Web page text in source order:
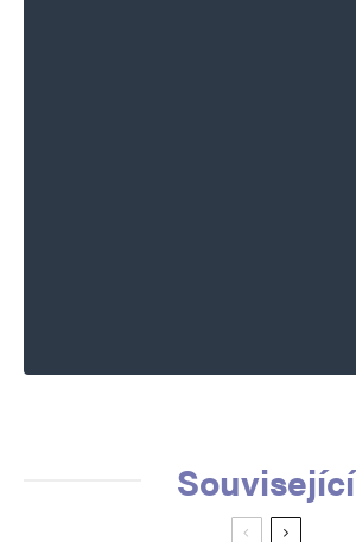
Související